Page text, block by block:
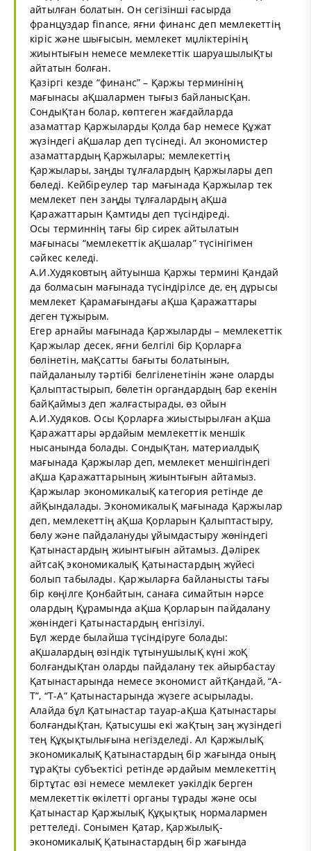
айтылған болатын. Он сегізінші ғасырда
француздар financе, яғни финанс деп мемлекеттің
кіріс және шығысын, мемлекет мџліктерінің
жиынтығын немесе мемлекеттік шаруашылыҚты
айтатын болған.
Қазіргі кезде “финанс” – Қаржы терминінің
мағынасы аҚшалармен тығыз байланысҚан.
СондыҚтан болар, көптеген жағдайларда
азаматтар Қаржыларды Қолда бар немесе Құжат
жүзіндегі аҚшалар деп түсінеді. Ал экономистер
азаматтардың Қаржылары; мемлекеттің
Қаржылары, заңды тұлғалардың Қаржылары деп
бөледі. Кейбіреулер тар мағынада Қаржылар тек
мемлекет пен заңды тұлғалардың аҚша
Қаражаттарын Қамтиды деп түсіндіреді.
Осы терминнің тағы бір сирек айтылатын
мағынасы “мемлекеттік аҚшалар” түсінігімен
сәйкес келеді.
А.И.Худяковтың айтуынша Қаржы термині Қандай
да болмасын мағынада түсіндірілсе де, ең дұрысы
мемлекет Қарамағындағы аҚша Қаражаттары
деген тұжырым.
Егер арнайы мағынада Қаржыларды – мемлекеттік
Қаржылар десек, яғни белгілі бір Қорларға
бөлінетін, маҚсатты бағыты болатынын,
пайдаланылу тәртібі белгіленетінін және оларды
Қалыптастырып, бөлетін органдардың бар екенін
байҚаймыз деп жалғастырады, өз ойын
А.И.Худяков. Осы Қорларға жиыстырылған аҚша
Қаражаттары әрдайым мемлекеттік меншік
нысанында болады. СондыҚтан, материалдыҚ
мағынада Қаржылар деп, мемлекет меншігіндегі
аҚша Қаражаттарының жиынтығын айтамыз.
Қаржылар экономикалыҚ категория ретінде де
айҚындалады. ЭкономикалыҚ мағынада Қаржылар
деп, мемлекеттің аҚша Қорларын Қалыптастыру,
бөлу және пайдалануды ұйымдастыру жөніндегі
Қатынастардың жиынтығын айтамыз. Дәлірек
айтсаҚ экономикалыҚ Қатынастардың жүйесі
болып табылады. Қаржыларға байланысты тағы
бір көңілге Қонбайтын, санаға симайтын нәрсе
олардың Құрамында аҚша Қорларын пайдалану
жөніндегі Қатынастардың енгізілуі.
Бұл жерде былайша түсіндіруге болады:
аҚшалардың өзіндік тұтынушылыҚ күні жоҚ
болғандыҚтан оларды пайдалану тек айырбастау
Қатынастарында немесе экономист айтҚандай, “А-
Т”, “Т-А” Қатынастарында жүзеге асырылады.
Алайда бұл Қатынастар тауар-аҚша Қатынастары
болғандыҚтан, Қатысушы екі жаҚтың заң жүзіндегі
тең Құқықтылығына негізделеді. Ал ҚаржылыҚ
экономикалыҚ Қатынастардың бір жағында оның
тұраҚты субъектісі ретінде әрдайым мемлекеттің
біртұтас өзі немесе мемлекет уәкілдік берген
мемлекеттік өкілетті органы тұрады және осы
Қатынастар ҚаржылыҚ Құқықтық нормалармен
реттеледі. Сонымен Қатар, ҚаржылыҚ-
экономикалыҚ Қатынастардың бір жағында